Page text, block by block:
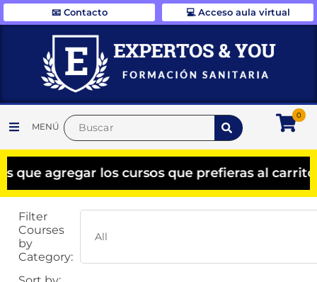
📧 Contacto 💻 Acceso aula virtual
MENÚ
0
los cursos que prefieras al carrito y el
Filter
Courses
by
Category: